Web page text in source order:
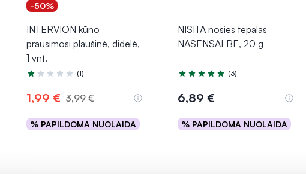
-50%
INTERVION kūno
prausimosi plaušinė, didelė,
1 vnt.
Įvertinimas 1.0 iš 5
(1)
1,99 € 3,99 €
% PAPILDOMA NUOLAIDA
Į krepšelį
NISITA nosies tepalas
NASENSALBE, 20 g
Įvertinimas 5.0 iš 5
(3)
6,89 €
% PAPILDOMA NUOLAIDA
Į krepšelį